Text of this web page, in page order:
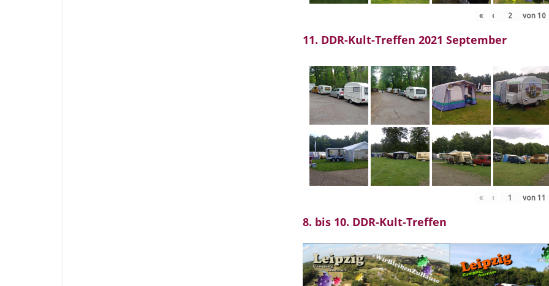
« ‹ von10
11. DDR-Kult-Treffen 2021 September
« ‹ von11
8. bis 10. DDR-Kult-Treffen